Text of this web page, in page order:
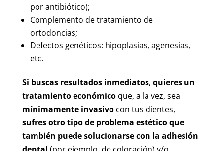
por antibiótico);
Complemento de tratamiento de
ortodoncias;
Defectos genéticos: hipoplasias, agenesias,
etc.
Si buscas resultados inmediatos, quieres un
tratamiento económicoque, a la vez, sea
mínimamente invasivocon tus dientes,
sufres otro tipo de problema estético que
también puede solucionarse con la adhesión